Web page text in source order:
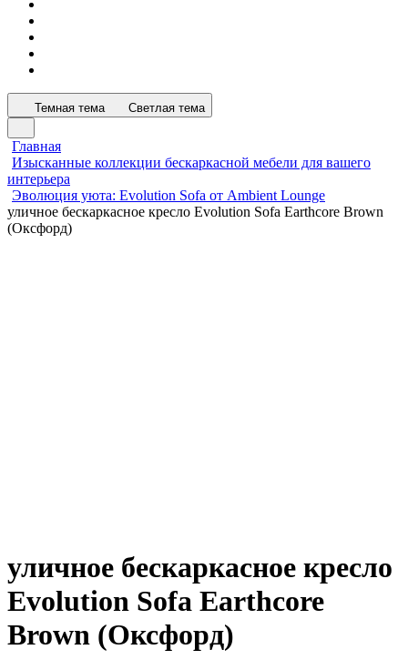
Темная тема Светлая тема
Главная
Изысканные коллекции бескаркасной мебели для вашего
интерьера
Эволюция уюта: Evolution Sofa от Ambient Lounge
уличное бескаркасное кресло Evolution Sofa Earthcore Brown
(Оксфорд)
уличное бескаркасное кресло
Evolution Sofa Earthcore
Brown (Оксфорд)